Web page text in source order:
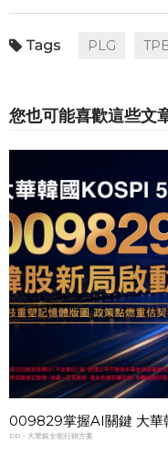
PLG
您也可能喜歡這些文
009829掌握AI關鍵 大華
PR・大華銀全能行銷方案